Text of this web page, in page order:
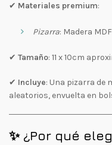
✔ Materiales premium:
Pizarra: Madera
✔ Tamaño: 11 x 10cm
✔ Incluye: Una pizarra de
aleatorios, envuelta en
✨ ¿Por qué